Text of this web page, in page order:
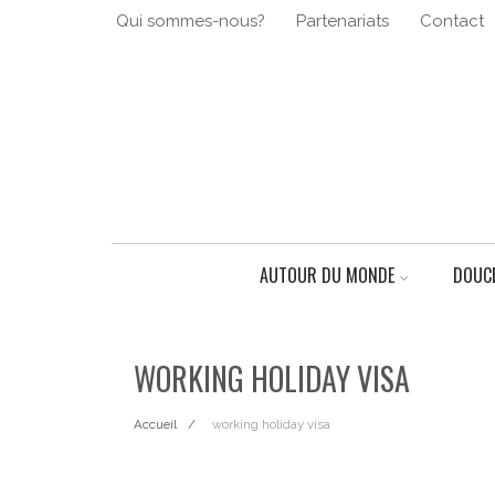
Qui sommes-nous? Partenariats Contact
AUTOUR DU MONDE
WORKING HOLIDAY VISA
Accueil working holiday visa